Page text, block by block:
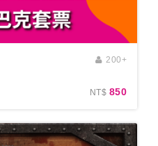
200+
NT$ 850